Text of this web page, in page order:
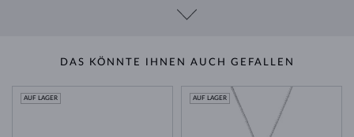
DAS KÖNNTE IHNEN AUCH GEFALLEN
AUF LAGER AUF LAGER